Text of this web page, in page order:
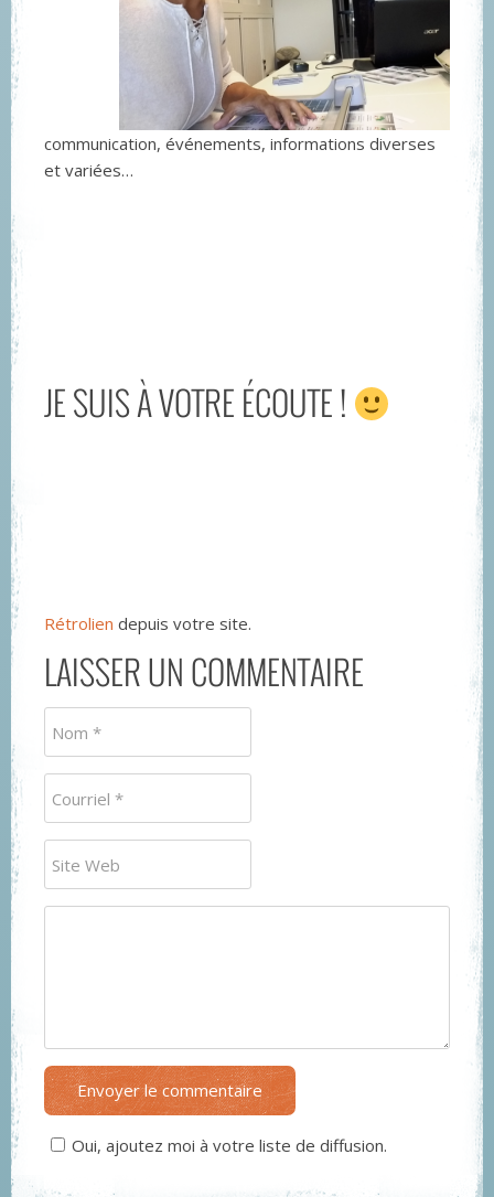
communication, événements, informations diverses
et variées…
JE SUIS À VOTRE ÉCOUTE !
Rétrolien depuis votre site.
LAISSER UN COMMENTAIRE
Envoyer le commentaire
Oui, ajoutez moi à votre liste de diffusion.